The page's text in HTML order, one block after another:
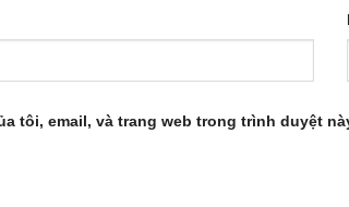
tôi, email, và trang web trong trình duyệt